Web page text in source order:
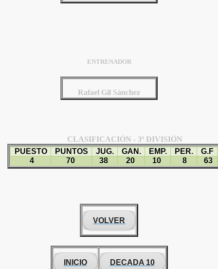
ENTRENADOR
Rafael Gil Sánchez
CLASIFICACIÓN - 3ª DIVISIÓN
PUESTO
PUNTOS JUG. GAN. EMP. PER.
G.F
4
70 38 20 10 8 63
VOLVER
INICIO DECADA 10